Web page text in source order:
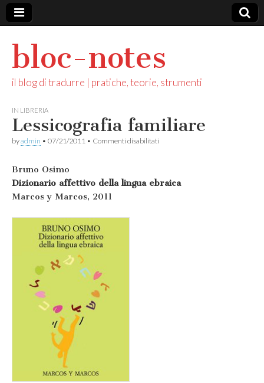
bloc-notes
il blog di tradurre | pratiche, teorie, strumenti
IN LIBRERIA
Lessicografia familiare
byadmin • 07/21/2011 • Commenti disabilitati
Bruno Osimo
Dizionario affettivo della lingua ebraica
Marcos y Marcos, 2011